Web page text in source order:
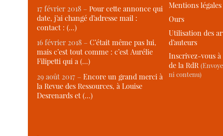
17 février 2018 –Pour cette annonce qui
date, j’ai changé d’adresse mail :
contact : (…)
16 février 2018 –C’était même pas lui,
mais c’est tout comme : c’est Aurélie
Filipetti qui a (…)
29 août 2017 –Encore un grand merci à
la Revue des Ressources, à Louise
Desrenards et (…)
Mentions légales
Ours
Utilisation des
d’auteurs
Inscrivez-vous
de la RdR
ni contenu)